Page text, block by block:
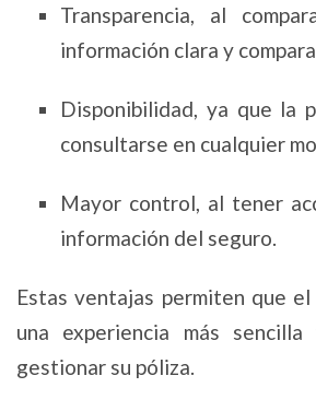
Transparencia, al
información clara y
Disponibilidad, ya que la
consultarse en cualquier
Mayor control, al tener
información del seguro.
Estas ventajas permiten que
una experiencia más
gestionar su póliza.